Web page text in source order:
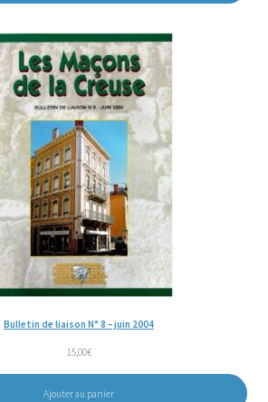
Bulletin de liaison N° 8 – juin 2004
15,00€
Ajouter au panier